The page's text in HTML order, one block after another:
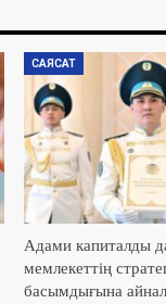
САЯСАТ
Адами капиталды
мемлекеттің
басымдығына